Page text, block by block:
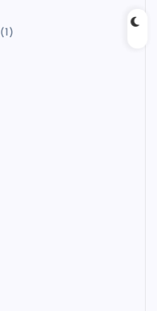
(1)